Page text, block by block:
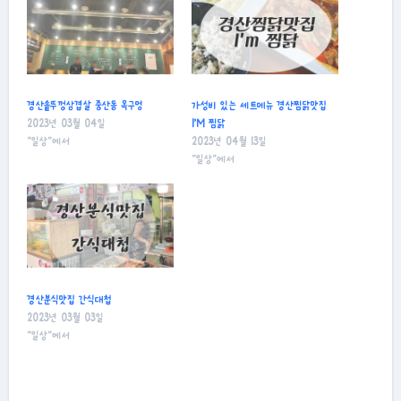
경산솥뚜껑삼겹살 중산동 목구멍
2023년 03월 04일
"일상"에서
가성비 있는 세트메뉴 경산찜닭맛집
I’M 찜닭
2023년 04월 13일
"일상"에서
경산분식맛집 간식대첩
2023년 03월 03일
"일상"에서